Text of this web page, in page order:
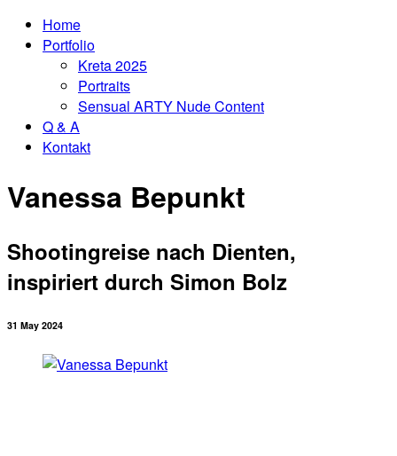
Home
Portfolio
Kreta 2025
Portraits
Sensual ARTY Nude Content
Q & A
Kontakt
Vanessa Bepunkt
Shootingreise nach Dienten,
inspiriert durch Simon Bolz
31 May 2024